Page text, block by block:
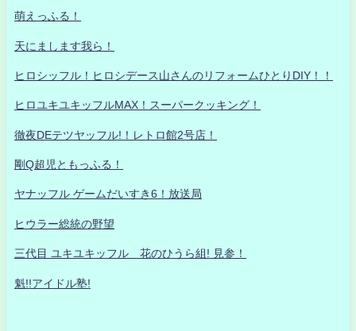
萌えっふる！
天にまします我ら！
ヒロシッフル！ヒロシデース山さんのリフォームひとりDIY！！
ヒロユキユキッフルMAX！スーパークッキング！
徹夜DEテツヤッフル!！レトロ館2号店！
剛Q超児ともっふる！
ヤナッフル ゲームだいすき6！放送局
ヒウラー総統の野望
三代目 ユキユキッフル 花のひうら組! 見参！
魁!!アイドル塾!